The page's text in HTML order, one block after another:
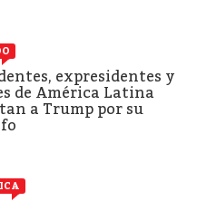
expresidentes y
de América Latina
a Trump por su